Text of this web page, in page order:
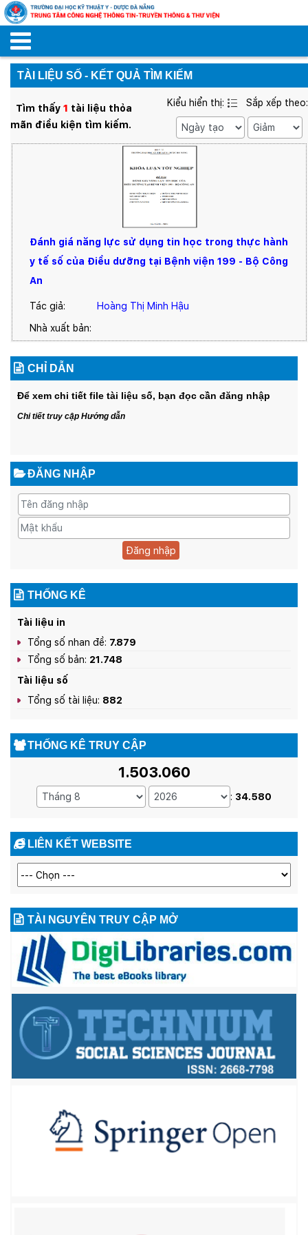
TÀI LIỆU SỐ - KẾT QUẢ TÌM KIẾM
Tìm thấy 1 tài liệu thỏa
mãn điều kiện tìm kiếm.
Kiểu hiển thị: Sắp xếp theo:
Đánh giá năng lực sử dụng tin học trong thực hành
y tế số của Điều dưỡng tại Bệnh viện 199 - Bộ Công
An
Tác giả:
Hoàng Thị Minh Hậu
Nhà xuất bản:
CHỈ DẪN
Để xem chi tiết file tài liệu số, bạn đọc cần đăng nhập
Chi tiết truy cập Hướng dẫn
ĐĂNG NHẬP
Đăng nhập
THỐNG KÊ
Tài liệu in
Tổng số nhan đề: 7.879
Tổng số bản: 21.748
Tài liệu số
Tổng số tài liệu: 882
THỐNG KÊ TRUY CẬP
1.503.060
: 34.580
LIÊN KẾT WEBSITE
TÀI NGUYÊN TRUY CẬP MỞ